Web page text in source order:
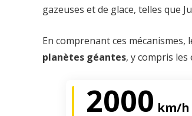
gazeuses et de glace, telles que
En comprenant ces
planètes géantes, y compris les
2000 km/h